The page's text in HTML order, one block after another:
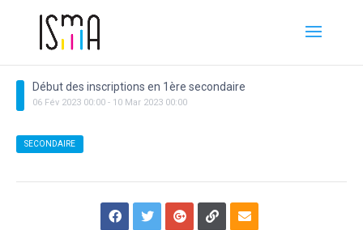
Début des inscriptions en 1ère secondaire
06 Fév 2023 00:00 - 10 Mar 2023 00:00
SECONDAIRE